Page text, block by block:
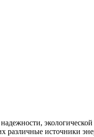
источники